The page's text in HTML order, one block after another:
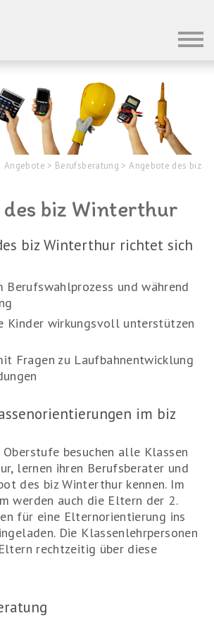
Angebote > Berufsberatung > Angebote des biz
biz Winterthur
biz Winterthur richtet sich
Berufswahlprozess und während
Kinder wirkungsvoll unterstützen
Fragen zu Laufbahnentwicklung
im biz
besuchen alle Klassen
lernen ihren Berufsberater und
des biz Winterthur kennen. Im
werden auch die Eltern der 2.
für eine Elternorientierung ins
Die Klassenlehrpersonen
rechtzeitig über diese